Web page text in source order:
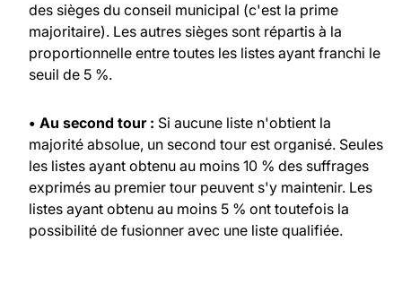
des sièges du conseil municipal (c'est la prime
majoritaire). Les autres sièges sont répartis à la
proportionnelle entre toutes les listes ayant franchi le
seuil de 5 %.
• Au second tour : Si aucune liste n'obtient la
majorité absolue, un second tour est organisé. Seules
les listes ayant obtenu au moins 10 % des suffrages
exprimés au premier tour peuvent s'y maintenir. Les
listes ayant obtenu au moins 5 % ont toutefois la
possibilité de fusionner avec une liste qualifiée.